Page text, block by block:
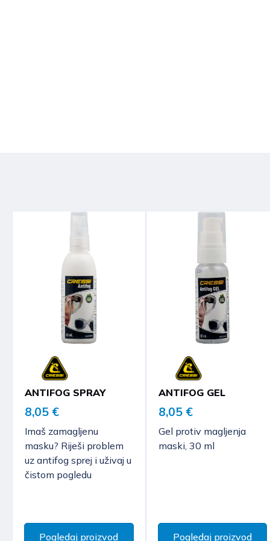
ANTIFOG SPRAY
8,05 €
Imaš zamagljenu
masku? Riješi problem
uz antifog sprej i uživaj u
čistom pogledu
Pogledaj proizvod
ANTIFOG GEL
8,05 €
Gel protiv magljenja
maski, 30 ml
Pogledaj proizvod